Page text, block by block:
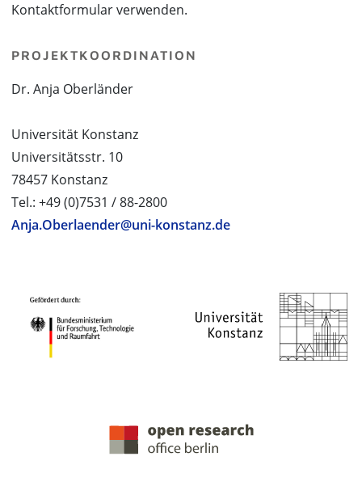
Kontaktformular verwenden.
PROJEKTKOORDINATION
Dr. Anja Oberländer
Universität Konstanz
Universitätsstr. 10
78457 Konstanz
Tel.: +49 (0)7531 / 88-2800
Anja.Oberlaender@uni-konstanz.de